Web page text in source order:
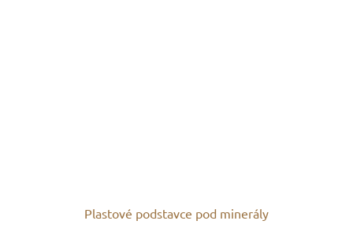
Plastové podstavce pod minerály